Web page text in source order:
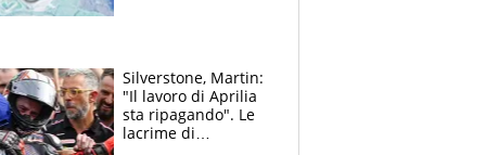
Silverstone, Martin:
"Il lavoro di Aprilia
sta ripagando". Le
lacrime di